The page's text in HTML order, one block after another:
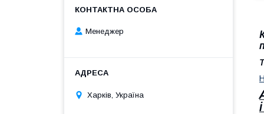
Менеджер
Харків, Україна